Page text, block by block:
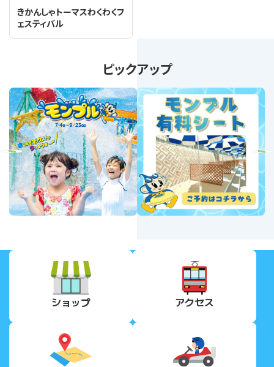
きかんしゃトーマスわくわくフ
ェスティバル
ピックアップ
Next
ショップ アクセス